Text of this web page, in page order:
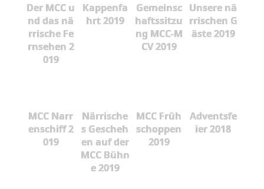
Der MCC u
nd das nä
rrische Fe
rnsehen 2
019
Kappenfa
hrt 2019
Gemeinsc
haftssitzu
ng MCC-M
CV 2019
Unsere nä
rrischen G
äste 2019
MCC Narr
enschiff 2
019
Närrische
s Gescheh
en auf der
MCC Bühn
e 2019
MCC Früh
schoppen
2019
Adventsfe
ier 2018